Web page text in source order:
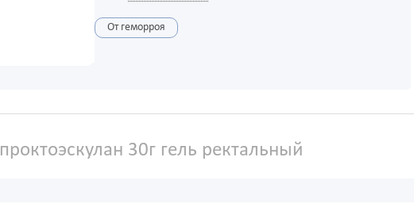
От геморроя
проктоэскулан 30г гель ректальный